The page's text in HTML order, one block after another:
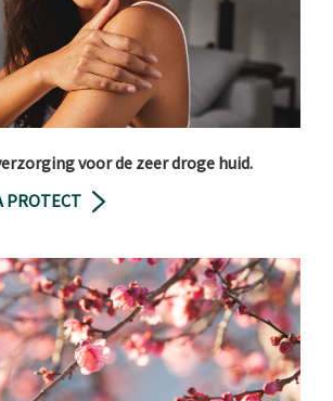
voor de zeer droge huid.
PROTECT